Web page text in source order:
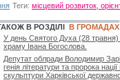
Теги: місцевий розвиток,
В РОЗДІЛІ В ГРОМАДАХ
У день Святого Духа (28 травня)
храму Івана Богослова.
Депутат облради Володимир
генія літератури та пророка
скульптури Харківської